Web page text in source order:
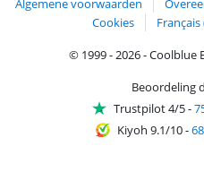
Cookies
Français
© 1999 - 2026 - Coolblue
Beoordeling
Trustpilot 4/5-
Kiyoh 9.1/10-